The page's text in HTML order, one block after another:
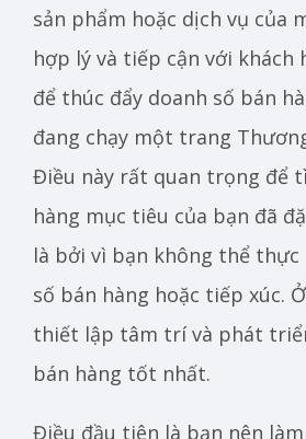
sản phẩm hoặc dịch vụ của
hợp lý và tiếp cận với khách
để thúc đẩy doanh số bán
đang chạy một trang
Điều này rất quan trọng để
hàng mục tiêu của bạn đã
là bởi vì bạn không thể thực
số bán hàng hoặc tiếp xúc.
thiết lập tâm trí và phát
bán hàng tốt nhất.
Điều đầu tiên là bạn nên